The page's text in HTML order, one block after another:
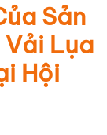
Sản
Lụa
Hội